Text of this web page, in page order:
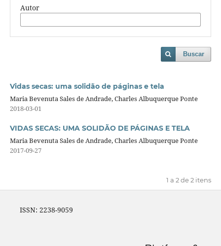
Autor
Buscar
Vidas secas: uma solidão de páginas e tela
Maria Bevenuta Sales de Andrade, Charles Albuquerque Ponte
2018-03-01
VIDAS SECAS: UMA SOLIDÃO DE PÁGINAS E TELA
Maria Bevenuta Sales de Andrade, Charles Albuquerque Ponte
2017-09-27
1 a 2 de 2 itens
ISSN: 2238-9059